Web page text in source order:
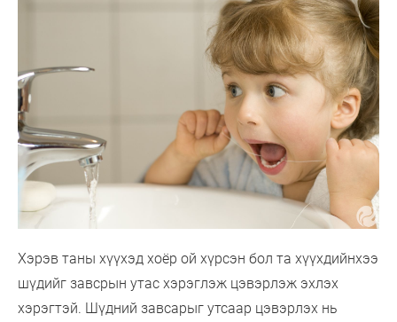
Хэрэв таны хүүхэд хоёр ой хүрсэн бол та хүүхдийнхээ
шүдийг завсрын утас хэрэглэж цэвэрлэж эхлэх
хэрэгтэй. Шүдний завсарыг утсаар цэвэрлэх нь